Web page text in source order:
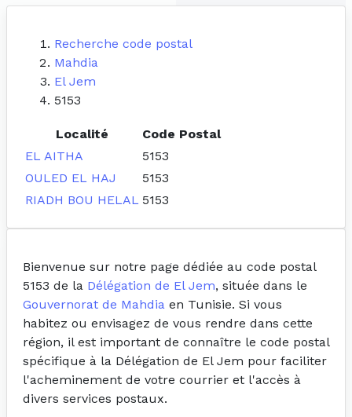
Recherche code postal
Mahdia
El Jem
5153
Localité
Code Postal
EL AITHA
5153
OULED EL HAJ
5153
RIADH BOU HELAL 5153
Bienvenue sur notre page dédiée au code postal
5153 de la Délégation de El Jem, située dans le
Gouvernorat de Mahdia en Tunisie. Si vous
habitez ou envisagez de vous rendre dans cette
région, il est important de connaître le code postal
spécifique à la Délégation de El Jem pour faciliter
l'acheminement de votre courrier et l'accès à
divers services postaux.